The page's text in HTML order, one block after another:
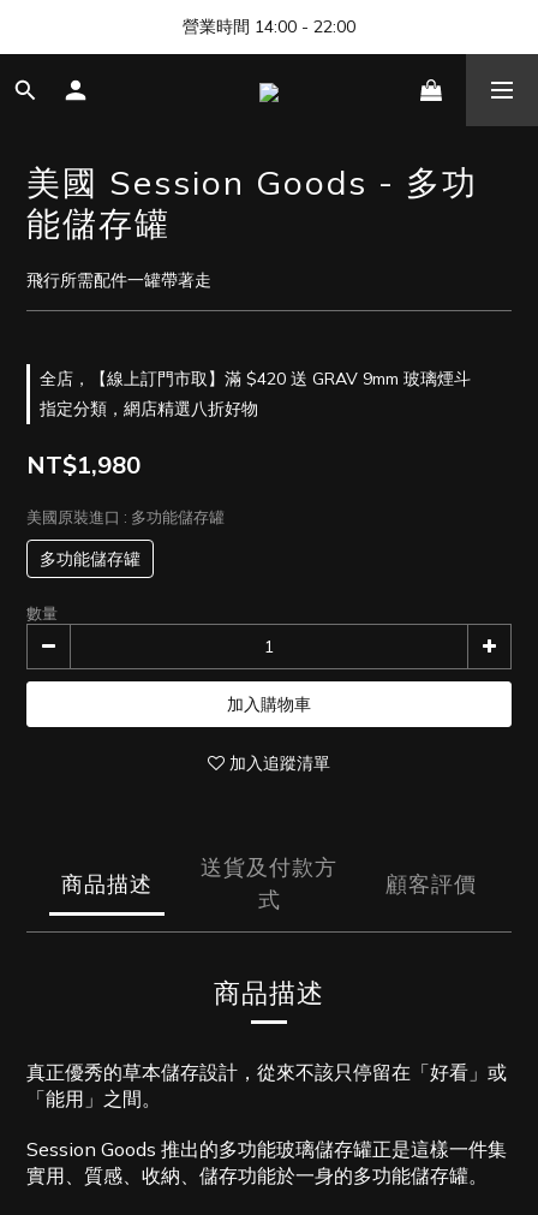
🎊 清邁尼曼店開幕，歡迎來找我們玩 🎊
營業時間 14:00 - 22:00
🎊 清邁尼曼店開幕，歡迎來找我們玩 🎊
美國 Session Goods - 多功
能儲存罐
飛行所需配件一罐帶著走
全店，【線上訂門市取】滿 $420 送 GRAV 9mm 玻璃煙斗
指定分類，網店精選八折好物
NT$1,980
美國原裝進口 : 多功能儲存罐
多功能儲存罐
數量
加入購物車
加入追蹤清單
商品描述
送貨及付款方
式
顧客評價
商品描述
真正優秀的草本儲存設計，從來不該只停留在「好看」或
「能用」之間。
Session Goods 推出的多功能玻璃儲存罐正是這樣一件集
實用、質感、收納、儲存功能於一身的多功能儲存罐。